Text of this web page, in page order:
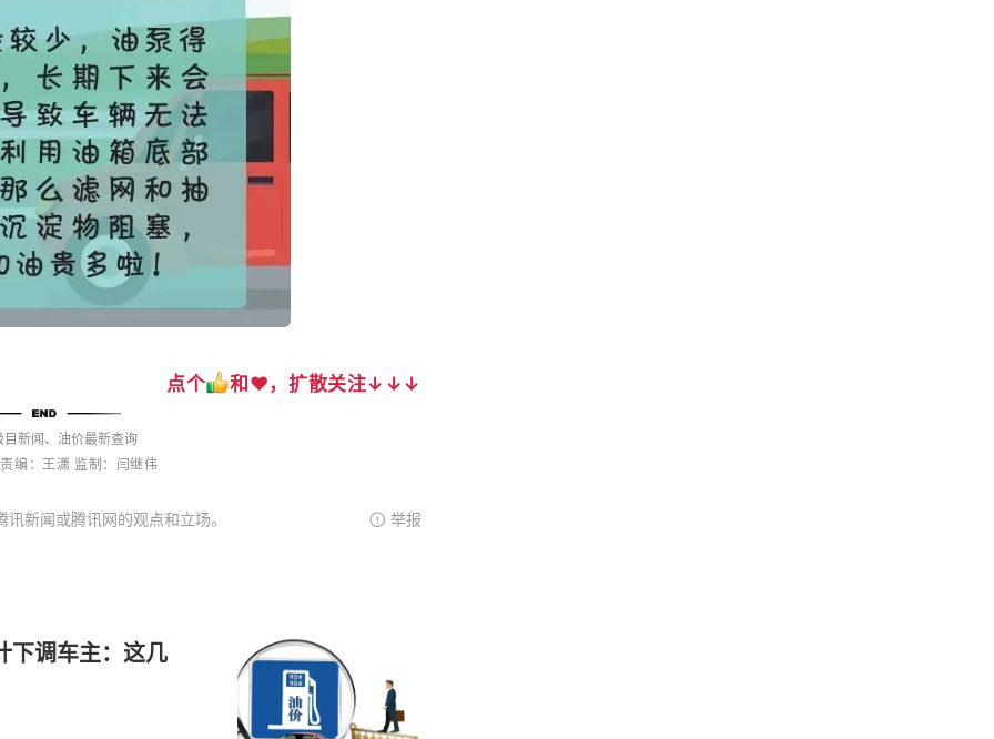
点个 和❤️，扩散关注↓↓↓
目新闻、油价最新查询
编：王潇 监制： 闫继伟
新闻或腾讯网的观点和立场。 举报
下调车主：这几